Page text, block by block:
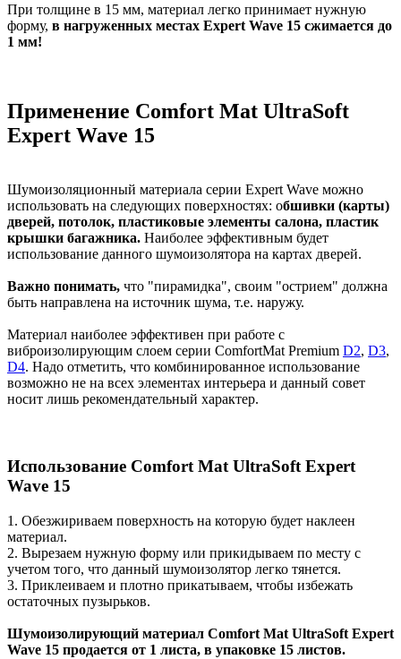
При толщине в 15 мм, материал легко принимает нужную
форму, в нагруженных местах Expert Wave 15 сжимается до
1 мм!
Применение Comfort Mat UltraSoft
Expert Wave 15
Шумоизоляционный материала серии Expert Wave можно
использовать на следующих поверхностях: обшивки (карты)
дверей, потолок, пластиковые элементы салона, пластик
крышки багажника. Наиболее эффективным будет
использование данного шумоизолятора на картах дверей.
Важно понимать, что "пирамидка", своим "острием" должна
быть направлена на источник шума, т.е. наружу.
Материал наиболее эффективен при работе с
виброизолирующим слоем серии ComfortMat Premium D2, D3,
D4. Надо отметить, что комбинированное использование
возможно не на всех элементах интерьера и данный совет
носит лишь рекомендательный характер.
Использование Comfort Mat UltraSoft Expert
Wave 15
1. Обезжириваем поверхность на которую будет наклеен
материал.
2. Вырезаем нужную форму или прикидываем по месту с
учетом того, что данный шумоизолятор легко тянется.
3. Приклеиваем и плотно прикатываем, чтобы избежать
остаточных пузырьков.
Шумоизолирующий материал Comfort Mat UltraSoft Expert
Wave 15 продается от 1 листа, в упаковке 15 листов.